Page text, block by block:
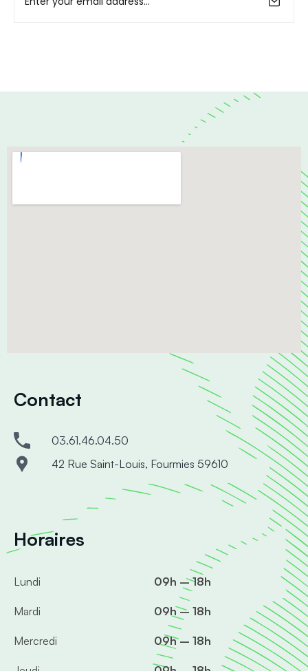
Contact
03.61.46.04.50
42 Rue Saint-Louis, Fourmies 59610
Horaires
Lundi 09h – 18h
Mardi 09h – 18h
Mercredi 09h – 18h